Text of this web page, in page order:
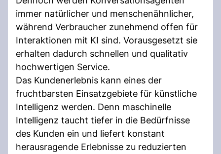
immer natürlicher und menschenähnlicher,
während Verbraucher zunehmend offen für
Interaktionen mit KI sind. Vorausgesetzt sie
erhalten dadurch schnellen und qualitativ
hochwertigen Service.
Das Kundenerlebnis kann eines der
fruchtbarsten Einsatzgebiete für künstliche
Intelligenz werden. Denn maschinelle
Intelligenz taucht tiefer in die Bedürfnisse
des Kunden ein und liefert konstant
herausragende Erlebnisse zu reduzierten